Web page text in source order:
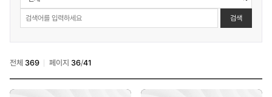
검색
검색
전체 369 페이지 36/41